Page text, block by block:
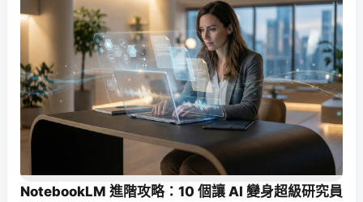
NotebookLM 進階攻略：10 個讓 AI 變身超級研究員